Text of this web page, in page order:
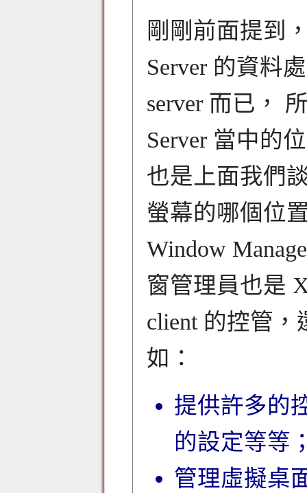
剛剛前面提到
Server 的資料
server 而已，
Server 當中的
也是上面我們
螢幕的哪個位
Window
窗管理員也是
client 的控管
如：
提供許多的
的設定等等
管理虛擬桌